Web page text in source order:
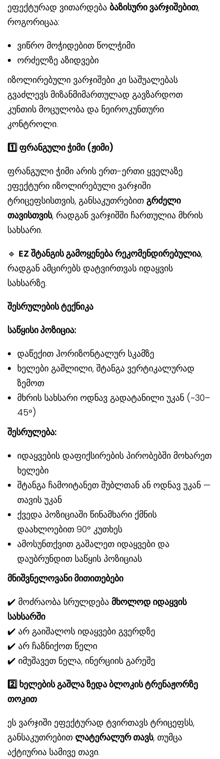
ეფექტურად ვითარდება ბაზისური ვარჯიშებით,
როგორიცაა:
ვიწრო მოჭიდებით წოლჭიმი
ორძელზე აზიდვები
იზოლირებული ვარჯიშები კი საშუალებას
გვაძლევს მიზანმიმართულად გავზარდოთ
კუნთის მოცულობა და ნეიროკუნთური
კონტროლი.
1️ფრანგული ჭიმი (ჟიმი)
ფრანგული ჭიმი არის ერთ-ერთი ყველაზე
ეფექტური იზოლირებული ვარჯიში
ტრიცეფსისთვის, განსაკუთრებით გრძელი
თავისთვის, რადგან ვარჯიშში ჩართულია მხრის
სახსარი.
🔹 EZ შტანგის გამოყენება რეკომენდირებულია,
რადგან ამცირებს დატვირთვას იდაყვის
სახსარზე.
შესრულების ტექნიკა
საწყისი პოზიცია:
დაწექით ჰორიზონტალურ სკამზე
ხელები გაშლილი, შტანგა ვერტიკალურად
ზემოთ
მხრის სახსარი ოდნავ გადატანილი უკან (~30–
45°)
შესრულება:
იდაყვების დაფიქსირების პირობებში მოხარეთ
ხელები
შტანგა ჩამოიტანეთ შუბლთან ან ოდნავ უკან —
თავის უკან
ქვედა პოზიციაში წინამხარი ქმნის
დაახლოებით 90° კუთხეს
ამოსუნთქვით გაშალეთ იდაყვები და
დაუბრუნდით საწყის პოზიციას
მნიშვნელოვანი მითითებები
✔️ მოძრაობა სრულდება მხოლოდ იდაყვის
სახსარში
✔️ არ გაიშალოს იდაყვები გვერდზე
✔️ არ ჩაზნიქოთ წელი
✔️ იმუშავეთ ნელა, ინერციის გარეშე
2️ ხელების გაშლა ზედა ბლოკის ტრენაჟორზე
თოკით
ეს ვარჯიში ეფექტურად ტვირთავს ტრიცეფსს,
განსაკუთრებით ლატერალურ თავს, თუმცა
აქტიურია სამივე თავი.